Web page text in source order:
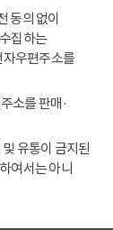
동의 없이
집하는
자우편주소를
소를 판매·
유통이 금지된
여서는 아니